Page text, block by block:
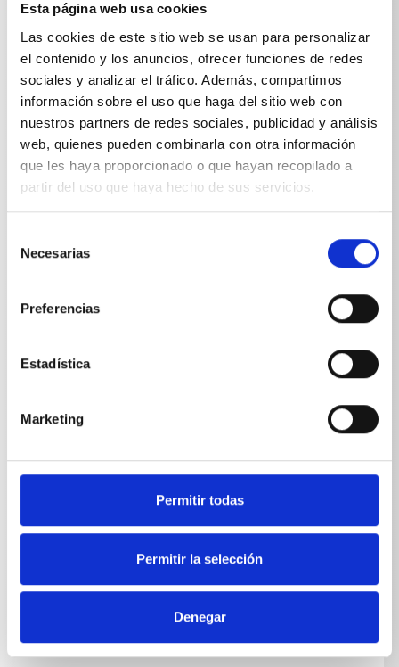
Esta página web usa cookies
Las cookies de este sitio web se usan para personalizar
el contenido y los anuncios, ofrecer funciones de redes
sociales y analizar el tráfico. Además, compartimos
información sobre el uso que haga del sitio web con
nuestros partners de redes sociales, publicidad y análisis
web, quienes pueden combinarla con otra información
que les haya proporcionado o que hayan recopilado a
partir del uso que haya hecho de sus servicios.
Necesarias
Preferencias
Estadística
Marketing
Permitir todas
Permitir la selección
Denegar
Profi-Jet B 20/200 T
Profi-Jet B 16/250
270bar
Profi-Jet B 16/250 T
270
Sobrepresión admisible
Profi-Jet B 13/150
17MPa
Profi-Jet B 13/150
17MPa
22MPa
Profi-Jet B 10/200
22MPa
Profi-Jet B 16/220
24MPa
Profi-Jet B 16/220 T
24MPa
Profi-Jet B 20/200 T
22MPa